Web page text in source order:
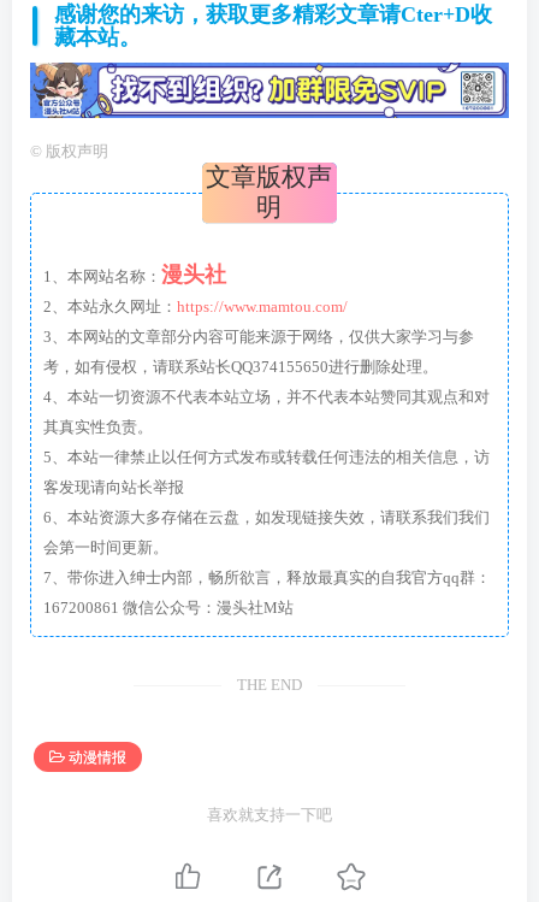
感谢您的来访，获取更多精彩文章请Cter+D收
藏本站。
© 版权声明
文章版权声
明
1、本网站名称： 漫头社
2、本站永久网址： https://www.mamtou.com/
3、本网站的文章部分内容可能来源于网络，仅供大家学习与参
考，如有侵权，请联系站长QQ374155650进行删除处理。
4、本站一切资源不代表本站立场，并不代表本站赞同其观点和对
其真实性负责。
5、本站一律禁止以任何方式发布或转载任何违法的相关信息，访
客发现请向站长举报
6、本站资源大多存储在云盘，如发现链接失效，请联系我们我们
会第一时间更新。
7、带你进入绅士内部，畅所欲言，释放最真实的自我官方qq群：
167200861 微信公众号：漫头社M站
THE END
动漫情报
喜欢就支持一下吧